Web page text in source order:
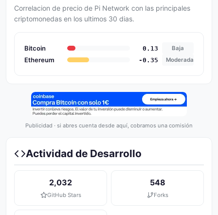
Correlacion de precio de Pi Network con las principales
criptomonedas en los ultimos 30 dias.
Bitcoin 0.13 Baja
Ethereum -0.35 Moderada
Publicidad · si abres cuenta desde aquí, cobramos una comisión
Actividad de Desarrollo
2,032
GitHub Stars
548
Forks